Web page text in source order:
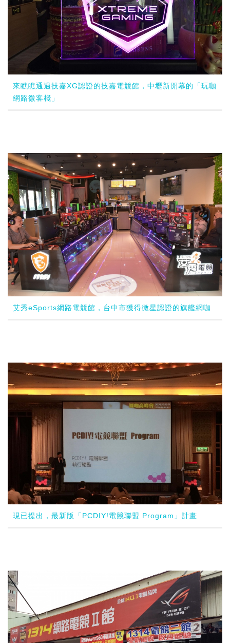
來瞧瞧通過技嘉XG認證的技嘉電競館，中壢新開幕的「玩咖
網路微客棧」
艾秀eSports網路電競館，台中市獲得微星認證的旗艦網咖
現已提出，最新版「PCDIY!電競聯盟 Program」計畫